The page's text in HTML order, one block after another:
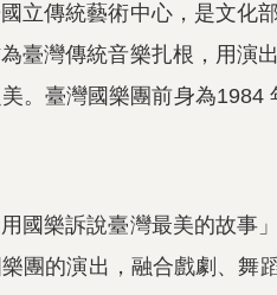
立傳統藝術中心，是文化
臺灣傳統音樂扎根，用演
。臺灣國樂團前身為1984
國樂訴說臺灣最美的故事
團的演出，融合戲劇、舞